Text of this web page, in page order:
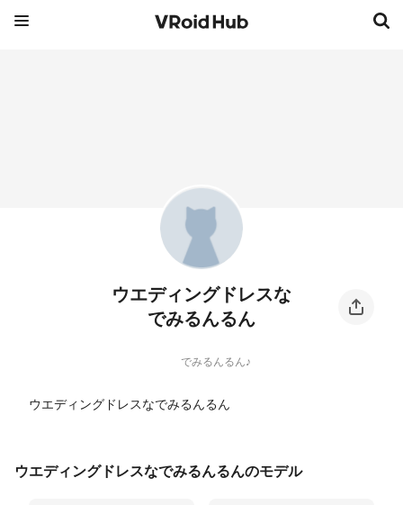
ウエディングドレスな
でみるんるん
でみるんるん♪
ウエディングドレスなでみるんるん
ウエディングドレスなでみるんるんのモデル